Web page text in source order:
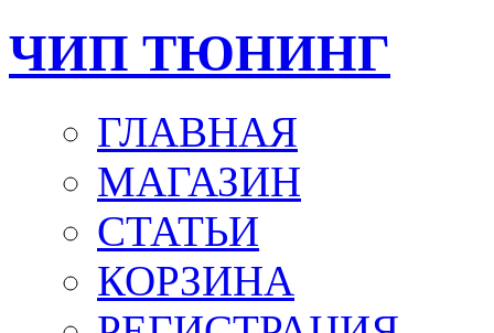
ЧИП ТЮНИНГ
ГЛАВНАЯ
МАГАЗИН
СТАТЬИ
КОРЗИНА